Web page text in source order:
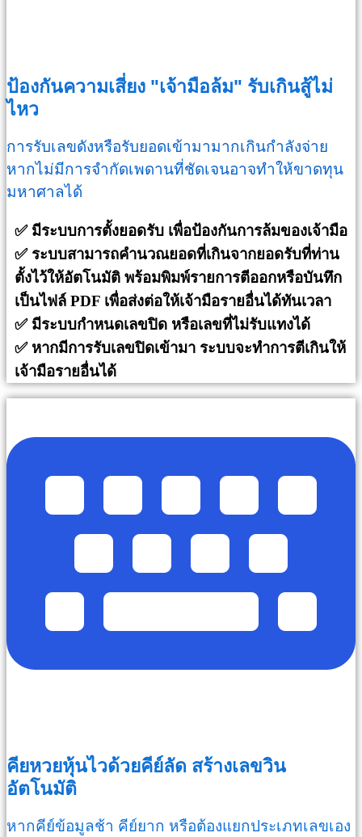
ป้องกันความเสี่ยง "เจ้ามือล้ม" รับเกินสู้ไม่
ไหว
การรับเลขดังหรือรับยอดเข้ามามากเกินกำลังจ่าย
หากไม่มีการจำกัดเพดานที่ชัดเจนอาจทำให้ขาดทุน
มหาศาลได้
✅ มีระบบการตั้งยอดรับ เพื่อป้องกันการล้มของเจ้ามือ
✅ระบบสามารถคำนวณยอดที่เกินจากยอดรับที่ท่าน
ตั้งไว้ให้อัตโนมัติ พร้อมพิมพ์รายการตีออกหรือบันทึก
เป็นไฟล์ PDF เพื่อส่งต่อให้เจ้ามือรายอื่นได้ทันเวลา
✅ มีระบบกำหนดเลขปิด หรือเลขที่ไม่รับแทงได้
✅ หากมีการรับเลขปิดเข้ามา ระบบจะทำการตีเกินให้
เจ้ามือรายอื่นได้
คียหวยหุ้นไวด้วยคีย์ลัด สร้างเลขวิน
อัตโนมัติ
หากคีย์ข้อมูลช้า คีย์ยาก หรือต้องแยกประเภทเลขเอง